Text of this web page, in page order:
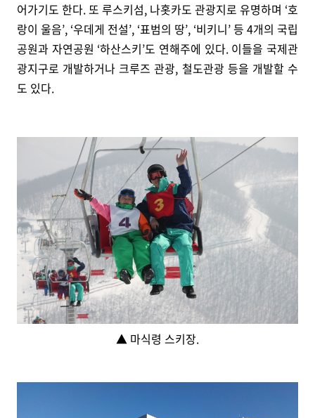
어가기도 한다. 또 루스키섬, 나홋카도 관광지로 유명하며 ‘호
랑이 울음’, ‘우데게 전설’, ‘표범의 땅’, ‘비키니’ 등 4개의 국립
공원과 자연공원 ‘하산스키’도 연해주에 있다. 이들을 국제관
광지구로 개발하거나 크루즈 관광, 철도관광 등을 개발할 수
도 있다.
▲ 마식령 스키장.